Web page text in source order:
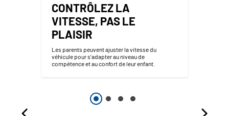
CONTRÔLEZ LA
VITESSE, PAS LE
PLAISIR
Les parents peuvent ajuster la vitesse du
véhicule pour s'adapter au niveau de
compétence et au confort de leur enfant.